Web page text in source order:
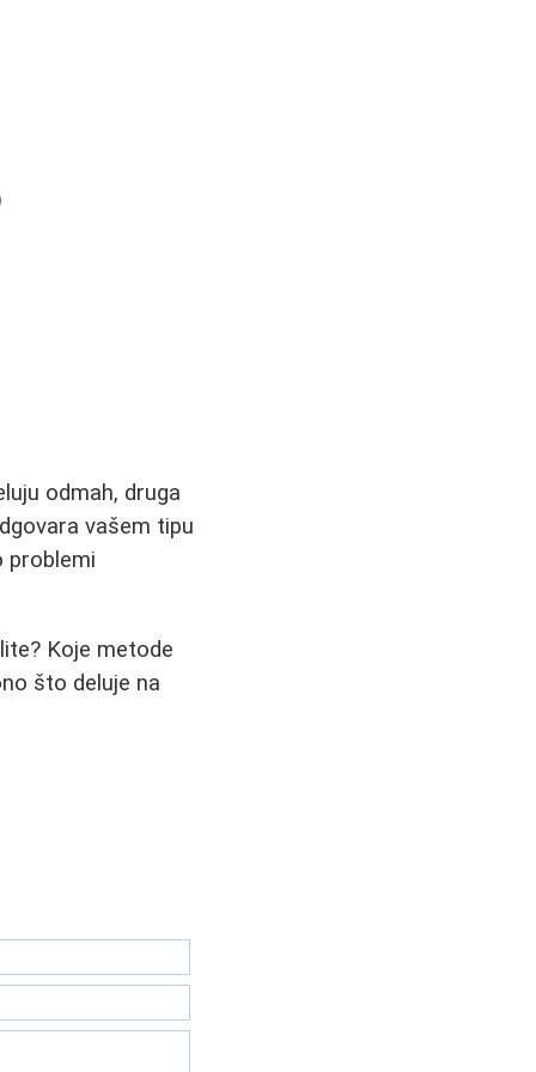
odmah, druga
vašem tipu
problemi
Koje metode
što deluje na